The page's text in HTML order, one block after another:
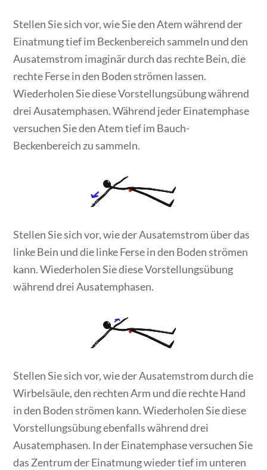
Stellen Sie sich vor, wie Sie den Atem während der
Einatmung tief im Beckenbereich sammeln und den
Ausatemstrom imaginär durch das rechte Bein, die
rechte Ferse in den Boden strömen lassen.
Wiederholen Sie diese Vorstellungsübung während
drei Ausatemphasen. Während jeder Einatemphase
versuchen Sie den Atem tief im Bauch-
Beckenbereich zu sammeln.
Stellen Sie sich vor, wie der Ausatemstrom über das
linke Bein und die linke Ferse in den Boden strömen
kann. Wiederholen Sie diese Vorstellungsübung
während drei Ausatemphasen.
Stellen Sie sich vor, wie der Ausatemstrom durch die
Wirbelsäule, den rechten Arm und die rechte Hand
in den Boden strömen kann. Wiederholen Sie diese
Vorstellungsübung ebenfalls während drei
Ausatemphasen. In der Einatemphase versuchen Sie
das Zentrum der Einatmung wieder tief im unteren